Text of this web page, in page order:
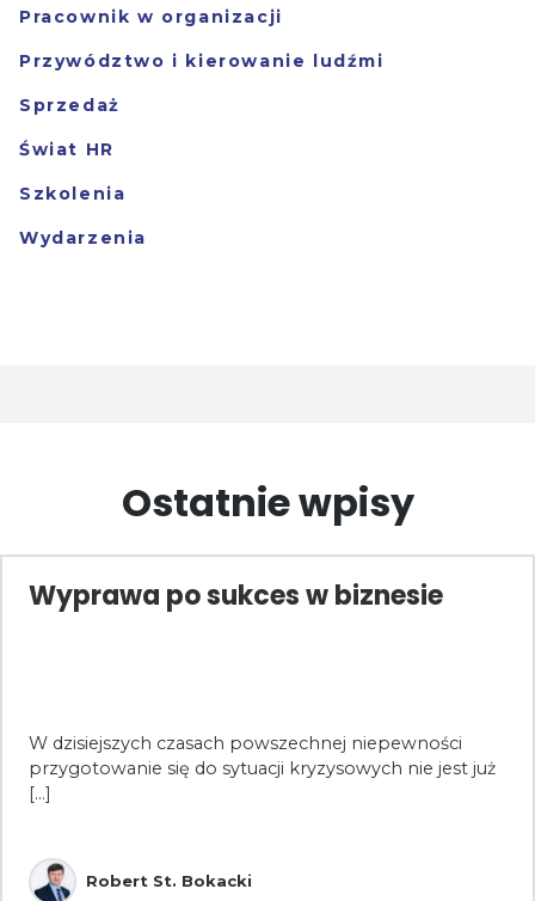
Pracownik w organizacji
Przywództwo i kierowanie ludźmi
Sprzedaż
Świat HR
Szkolenia
Wydarzenia
Ostatnie wpisy
Wyprawa po sukces w biznesie
W dzisiejszych czasach powszechnej niepewności
przygotowanie się do sytuacji kryzysowych nie jest już
[...]
Robert St. Bokacki